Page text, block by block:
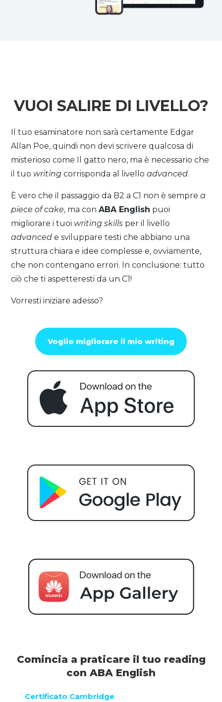
VUOI SALIRE DI LIVELLO?
Il tuo esaminatore non sarà certamente Edgar
Allan Poe, quindi non devi scrivere qualcosa di
misterioso come Il gatto nero, ma è necessario che
il tuo writing corrisponda al livelloadvanced.
È vero che il passaggio da B2 a C1 non è semprea
piece of cake, ma conABA English puoi
migliorare i tuoi writing skills per il livello
advanced e sviluppare testi che abbiano una
struttura chiara e idee complesse e, ovviamente,
che non contengano errori. In conclusione: tutto
ciò che ti aspetteresti da un C1!
Vorresti iniziare adesso?
Voglio migliorare il mio writing
Comincia a praticare il tuo reading
con ABA English
Certificato Cambridge